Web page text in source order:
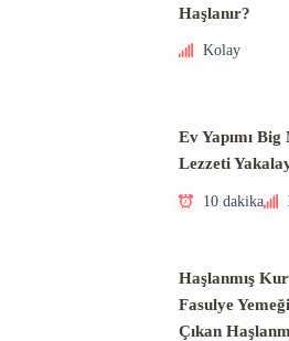
Haşlanır?
Kolay
Ev Yapımı
Lezzeti
10 dakika
Haşlanmış
Fasulye
Çıkan